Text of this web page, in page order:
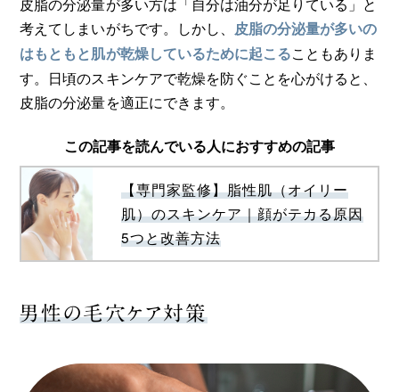
考えてしまいがちです。しかし、 皮脂の分泌量が多いの
はもともと肌が乾燥しているために起こることもありま
す。日頃のスキンケアで乾燥を防ぐことを心がけると、
皮脂の分泌量を適正にできます。
この記事を読んでいる人におすすめの記事
【専門家監修】脂性肌（オイリー
肌）のスキンケア｜顔がテカる原因
5つと改善方法
男性の毛穴ケア対策